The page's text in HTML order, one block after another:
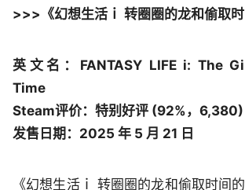
>>>《幻想生活ｉ 转圈圈的龙和偷取时
英文名：FANTASY LIFE i: The
Time
Steam评价：特别好评 (92%，6,380)
发售日期：2025 年 5 月 21 日
《幻想生活ｉ 转圈圈的龙和偷取时间